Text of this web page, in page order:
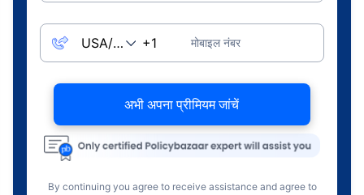
मोबाइल नंबर
अभी अपना प्रीमियम जांचें
By continuing you agree to receive assistance and agree to